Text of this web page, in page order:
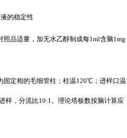
的稳定性
品适量，加无水乙醇制成每1ml含脑1mg
固定相的毛细管柱；柱温120℃；进样口温
，分流比10:1。理论塔板数按脑计算应